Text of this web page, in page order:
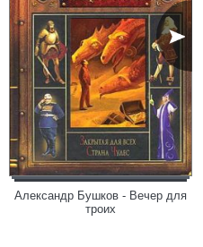
Александр Бушков - Вечер для
троих